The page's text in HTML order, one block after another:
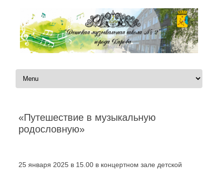
Перейти к содержимому
«Путешествие в музыкальную
родословную»
25 января 2025 в 15.00 в концертном зале детской